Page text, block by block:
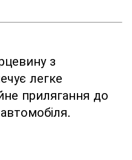
з
легке
прилягання до